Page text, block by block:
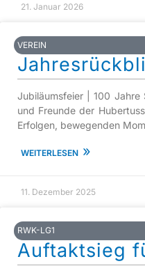
21. Januar 2026
VEREIN
Jubiläumsfeier | 100 Jahre
und Freunde der
Erfolgen, bewegenden
WEITERLESEN »
11. Dezember 2025
RWK-LG1
Auftaktsieg